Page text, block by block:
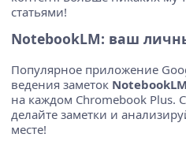
статьями!
NotebookLM: ваш
Популярное приложение
ведения заметок NotebookLM
на каждом Chromebook
делайте заметки и
месте!